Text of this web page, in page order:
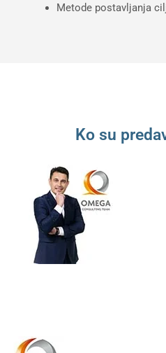
Metode postavljanja
Ko su